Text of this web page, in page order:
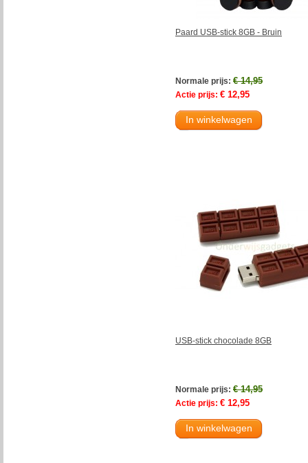
Paard USB-stick 8GB - Bruin
Normale prijs: € 14,95
Actie prijs: € 12,95
In winkelwagen
USB-stick chocolade 8GB
Normale prijs: € 14,95
Actie prijs: € 12,95
In winkelwagen